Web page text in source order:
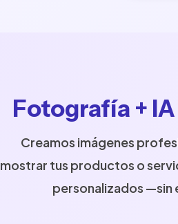
Fotografía +
Creamos imágenes
mostrar tus productos o
personalizados —sin